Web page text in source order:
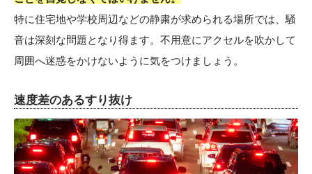
特に住宅地や学校周辺などの静粛が求められる場所では、騒
音は深刻な問題となり得ます。不用意にアクセルを吹かして
周囲へ迷惑をかけないように気をつけましょう。
速度差のあるすり抜け